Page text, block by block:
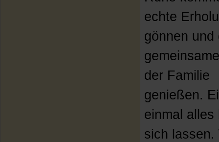
echte
gönnen und
der Familie
genießen.
einmal alles
sich lassen.